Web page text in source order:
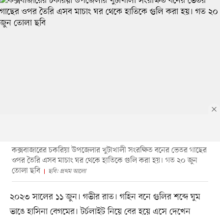
কক্সবাজারের চকরিয়া উপজেলার খুটাখালী সংরক্ষিত বনের ভেতর গাছের
ওপর তৈরি এসব মাচাং ঘর থেকে হাতিকে গুলি করা হয়। গত ২০ জুন
তোলা ছবি
ছবি: প্রথম আলো
২০২৩ সালের ১১ জুন। গভীর রাত। গহিন বনে গুলির শব্দে ঘুম
ভাঙে হাসিনা বেগমের। টর্চলাইট নিয়ে বের হয়ে এসে দেখেন